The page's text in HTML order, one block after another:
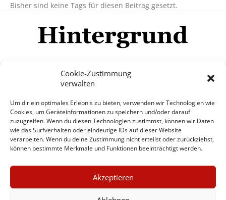
Cookie-Zustimmung
verwalten
Um dir ein optimales Erlebnis zu bieten, verwenden wir Technologien wie
Cookies, um Geräteinformationen zu speichern und/oder darauf
zuzugreifen. Wenn du diesen Technologien zustimmst, können wir Daten
wie das Surfverhalten oder eindeutige IDs auf dieser Website
verarbeiten. Wenn du deine Zustimmung nicht erteilst oder zurückziehst,
können bestimmte Merkmale und Funktionen beeinträchtigt werden.
Akzeptieren
Bisher sind keine Tags für diesen Beitrag gesetzt.
Mehr
© Copyright Hintergrund.de, 2015 - 2026
Zum Newsletter jetzt kostenlos
anmelden
erscheint ca. alle 4 Wochen
×